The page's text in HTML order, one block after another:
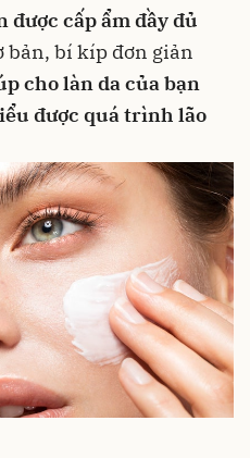
được cấp ẩm đầy đủ
bản, bí kíp đơn giản
cho làn da của bạn
được quá trình lão